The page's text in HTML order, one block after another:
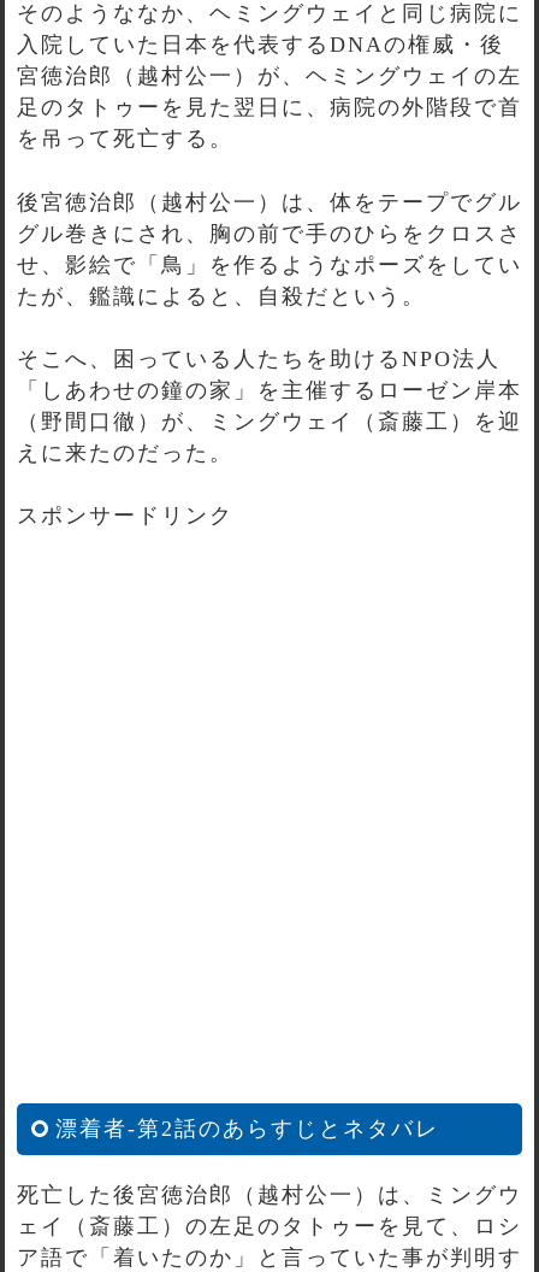
そのようななか、ヘミングウェイと同じ病院に
入院していた日本を代表するDNAの権威・後
宮徳治郎（越村公一）が、ヘミングウェイの左
足のタトゥーを見た翌日に、病院の外階段で首
を吊って死亡する。
後宮徳治郎（越村公一）は、体をテープでグル
グル巻きにされ、胸の前で手のひらをクロスさ
せ、影絵で「鳥」を作るようなポーズをしてい
たが、鑑識によると、自殺だという。
そこへ、困っている人たちを助けるNPO法人
「しあわせの鐘の家」を主催するローゼン岸本
（野間口徹）が、ミングウェイ（斎藤工）を迎
えに来たのだった。
スポンサードリンク
漂着者-第2話のあらすじとネタバレ
死亡した後宮徳治郎（越村公一）は、ミングウ
ェイ（斎藤工）の左足のタトゥーを見て、ロシ
ア語で「着いたのか」と言っていた事が判明す